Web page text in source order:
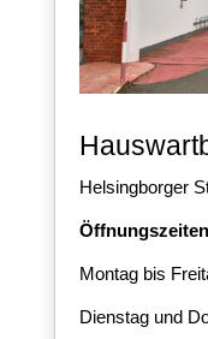
Helsingborger
Öffnungszeiten
Montag bis
Dienstag und